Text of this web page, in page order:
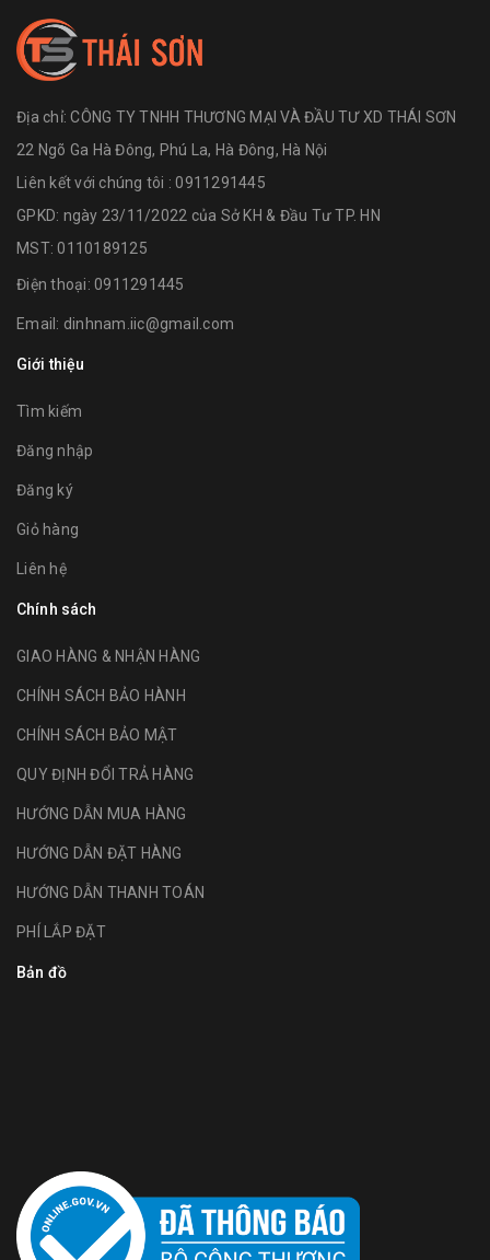
Địa chỉ:CÔNG TY TNHH THƯƠNG MẠI VÀ ĐẦU TƯ XD THÁI SƠN
22 Ngõ Ga Hà Đông, Phú La, Hà Đông, Hà Nội
Liên kết với chúng tôi : 0911291445
GPKD: ngày 23/11/2022 của Sở KH & Đầu Tư TP. HN
MST: 0110189125
Điện thoại: 0911291445
Email: dinhnam.iic@gmail.com
Giới thiệu
Tìm kiếm
Đăng nhập
Đăng ký
Giỏ hàng
Liên hệ
Chính sách
GIAO HÀNG & NHẬN HÀNG
CHÍNH SÁCH BẢO HÀNH
CHÍNH SÁCH BẢO MẬT
QUY ĐỊNH ĐỔI TRẢ HÀNG
HƯỚNG DẪN MUA HÀNG
HƯỚNG DẪN ĐẶT HÀNG
HƯỚNG DẪN THANH TOÁN
PHÍ LẮP ĐẶT
Bản đồ